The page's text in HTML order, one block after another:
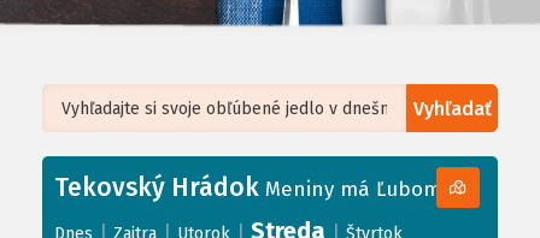
Vyhľadať
+
−
Leaflet| ©OpenStreetMap, Tiles courtesy ofHumanitarian OpenStreetMap
Tekovský Hrádok Meniny má Ľubomíra
Streda